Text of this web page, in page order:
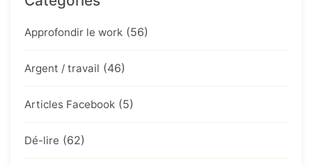
Approfondir le work (56)
Argent / travail (46)
Articles Facebook (5)
Dé-lire (62)